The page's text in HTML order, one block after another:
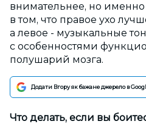
внимательнее, но
в том, что правое ухо
а левое - музыкальные
с особенностями
полушарий мозга.
Додати Вгору як бажане джерело в
Что делать, если вы